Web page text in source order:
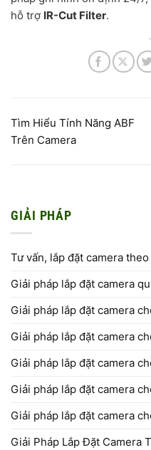
hỗ trợ IR-Cut Filter.
Tìm Hiểu Tính Năng ABF
Trên Camera
GIẢI PHÁP
Tư vấn, lắp đặt camera
Giải pháp lắp đặt camera
Giải pháp lắp đặt camera
Giải pháp lắp đặt camera
Giải pháp lắp đặt camera
Giải pháp lắp đặt camera
Giải pháp lắp đặt camera
Giải Pháp Lắp Đặt Camera